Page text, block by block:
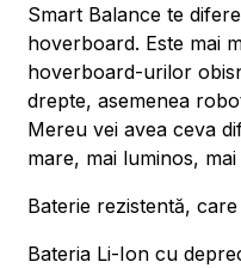
Smart Balance te
hoverboard. Este mai
hoverboard-urilor
drepte, asemenea
Mereu vei avea ceva
mare, mai luminos,
Baterie rezistentă,
Bateria Li-Ion cu